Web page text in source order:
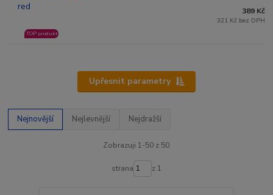
TOP produkt
389 Kč
321 Kč bez DPH
Upřesnit parametry
Nejnovější Nejlevnější Nejdražší
Zobrazuji 1-50 z 50
strana z 1